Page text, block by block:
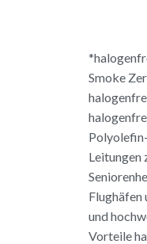
Smoke
Leitungen
Flughäfen
und
Vorteile